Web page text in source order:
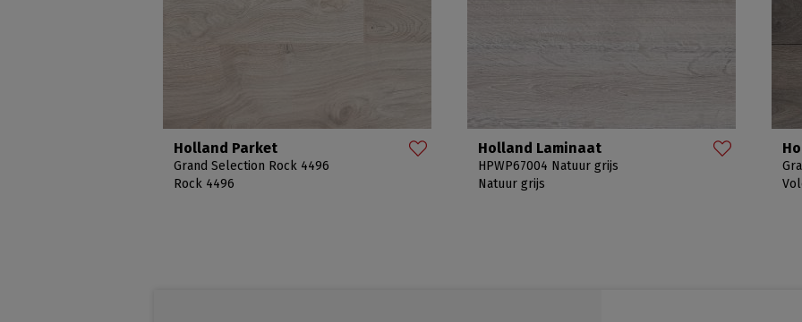
Holland Parket
Grand Selection Rock 4496
Rock 4496
Holland Laminaat
HPWP67004 Natuur grijs
Natuur grijs